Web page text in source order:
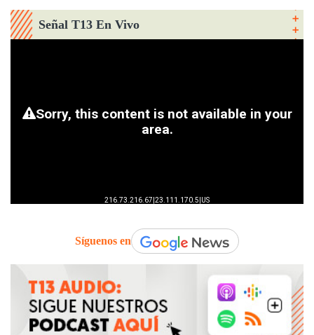
Señal T13 En Vivo
Síguenos en